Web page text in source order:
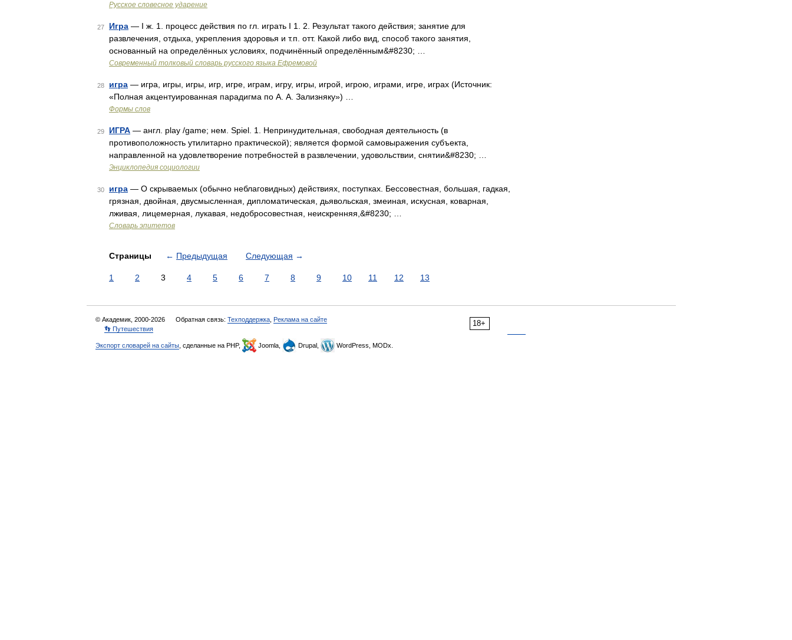
Русское словесное ударение
27 Игра — I ж. 1. процесс действия по гл. играть I 1. 2. Результат такого действия; занятие для
развлечения, отдыха, укрепления здоровья и т.п. отт. Какой либо вид, способ такого занятия,
основанный на определённых условиях, подчинённый определённым&#8230; …
Современный толковый словарь русского языка Ефремовой
28 игра — игра, игры, игры, игр, игре, играм, игру, игры, игрой, игрою, играми, игре, играх (Источник:
«Полная акцентуированная парадигма по А. А. Зализняку») …
Формы слов
29 ИГРА — англ. play /game; нем. Spiel. 1. Непринудительная, свободная деятельность (в
противоположность утилитарно практической); является формой самовыражения субъекта,
направленной на удовлетворение потребностей в развлечении, удовольствии, снятии&#8230; …
Энциклопедия социологии
30 игра — О скрываемых (обычно неблаговидных) действиях, поступках. Бессовестная, большая, гадкая,
грязная, двойная, двусмысленная, дипломатическая, дьявольская, змеиная, искусная, коварная,
лживая, лицемерная, лукавая, недобросовестная, неискренняя,&#8230; …
Словарь эпитетов
Страницы ← Предыдущая Следующая →
1 2 3 4 5 6 7 8 9 10 11 12 13
18+
© Академик, 2000-2026 Обратная связь: Техподдержка Реклама на сайте
👣 Путешествия
Экспорт словарей на сайты , сделанные на PHP, Joomla, Drupal, WordPress, MODx.